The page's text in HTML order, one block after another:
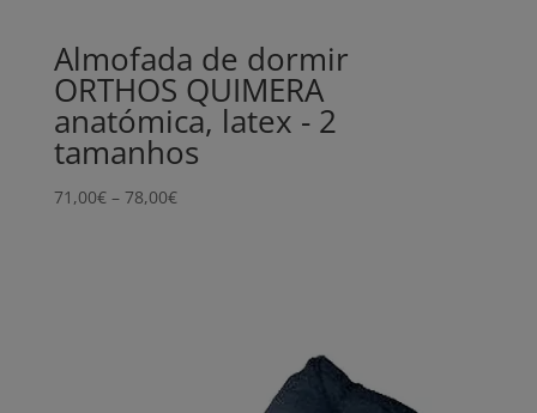
Almofada de dormir
ORTHOS QUIMERA
anatómica, latex - 2
tamanhos
71,00€ – 78,00€Price